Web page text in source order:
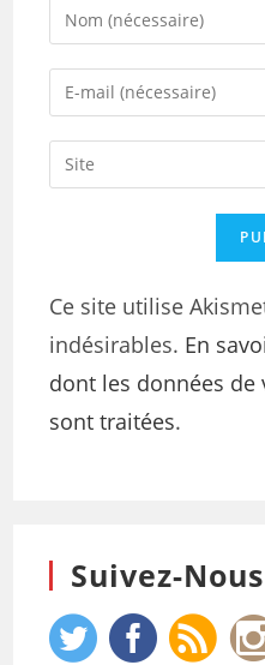
Ce site utilise
indésirables. En
dont les données
sont traitées.
Suivez-